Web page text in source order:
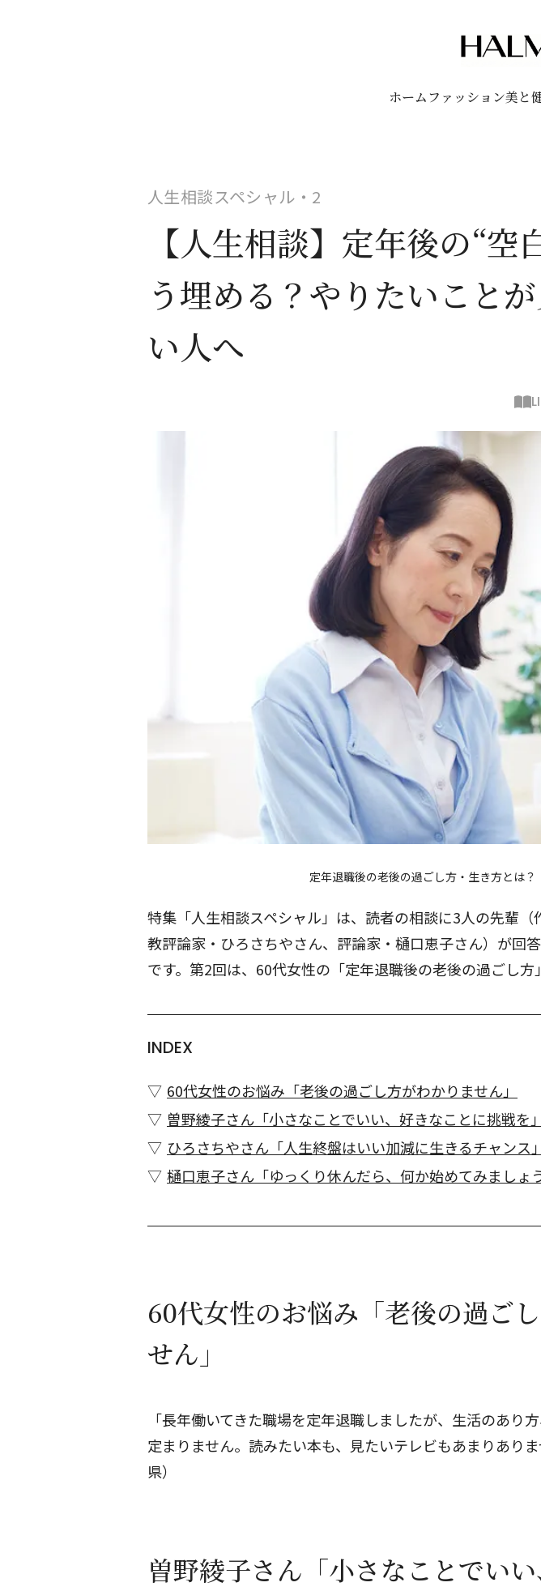
ホーム ファッション美と
人生相談スペシャル・2
【人生相談】定年後の“空
う埋める？やりたいこと
い人へ
定年退職後の老後の過ごし方・生き方とは？
特集「人生相談スペシャル」は、読者の相談に3人の先輩（
教評論家・ひろさちやさん、評論家・樋口恵子さん）が回
です。第2回は、60代女性の「定年退職後の老後の過ごし方
INDEX
60代女性のお悩み「老後の過ごし方がわかりません」
曽野綾子さん「小さなことでいい、好きなことに挑戦を」
ひろさちやさん「人生終盤はいい加減に生きるチャンス」
樋口恵子さん「ゆっくり休んだら、何か始めてみましょ
60代女性のお悩み「老後の過ご
せん」
「長年働いてきた職場を定年退職しましたが、生活のあり
定まりません。読みたい本も、見たいテレビもあまりあり
県）
曽野綾子さん「小さなことでい